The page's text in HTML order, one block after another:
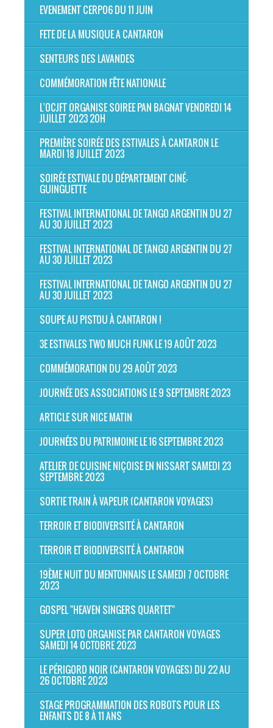
EVENEMENT CERP06 DU 11 JUIN
FETE DE LA MUSIQUE A CANTARON
SENTEURS DES LAVANDES
COMMÉMORATION FÊTE NATIONALE
L'OCJFT ORGANISE SOIREE PAN BAGNAT VENDREDI 14
JUILLET 2023 20H
PREMIÈRE SOIRÉE DES ESTIVALES À CANTARON LE
MARDI 18 JUILLET 2023
SOIRÉE ESTIVALE DU DÉPARTEMENT CINÉ-
GUINGUETTE
FESTIVAL INTERNATIONAL DE TANGO ARGENTIN DU 27
AU 30 JUILLET 2023
FESTIVAL INTERNATIONAL DE TANGO ARGENTIN DU 27
AU 30 JUILLET 2023
FESTIVAL INTERNATIONAL DE TANGO ARGENTIN DU 27
AU 30 JUILLET 2023
SOUPE AU PISTOU À CANTARON !
3E ESTIVALES TWO MUCH FUNK LE 19 AOÛT 2023
COMMÉMORATION DU 29 AOÛT 2023
JOURNÉE DES ASSOCIATIONS LE 9 SEPTEMBRE 2023
ARTICLE SUR NICE MATIN
JOURNÉES DU PATRIMOINE LE 16 SEPTEMBRE 2023
ATELIER DE CUISINE NIÇOISE EN NISSART SAMEDI 23
SEPTEMBRE 2023
SORTIE TRAIN À VAPEUR (CANTARON VOYAGES)
TERROIR ET BIODIVERSITÉ À CANTARON
TERROIR ET BIODIVERSITÉ À CANTARON
19ÈME NUIT DU MENTONNAIS LE SAMEDI 7 OCTOBRE
2023
GOSPEL "HEAVEN SINGERS QUARTET"
SUPER LOTO ORGANISE PAR CANTARON VOYAGES
SAMEDI 14 OCTOBRE 2023
LE PÉRIGORD NOIR (CANTARON VOYAGES) DU 22 AU
26 OCTOBRE 2023
STAGE PROGRAMMATION DES ROBOTS POUR LES
ENFANTS DE 8 À 11 ANS